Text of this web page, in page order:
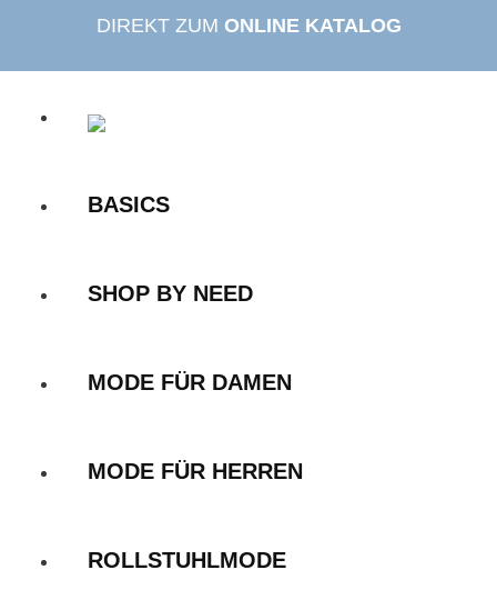
springen
DIREKT ZUM ONLINE KATALOG
BASICS
SHOP BY NEED
MODE FÜR DAMEN
MODE FÜR HERREN
ROLLSTUHLMODE